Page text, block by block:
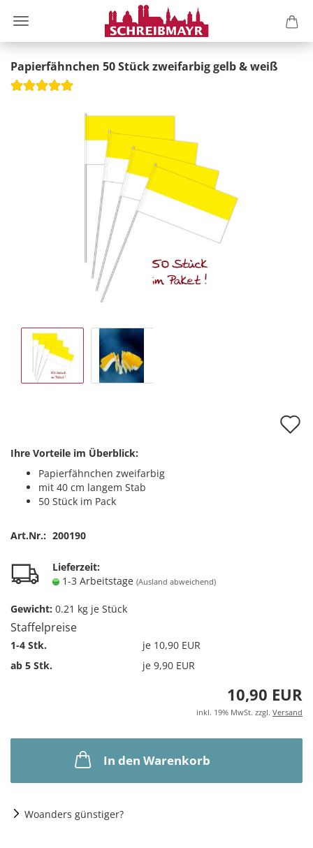
Papierfähnchen 50 Stück zweifarbig gelb & weiß
Ihre Vorteile im Überblick:
Papierfähnchen zweifarbig
mit 40 cm langem Stab
50 Stück im Pack
Art.Nr.: 200190
Lieferzeit:
1-3 Arbeitstage (Ausland abweichend)
Gewicht: 0.21 kg je Stück
Staffelpreise
1-4 Stk.
je 10,90 EUR
ab 5 Stk.
je 9,90 EUR
10,90 EUR
inkl. 19% MwSt. zzgl. Versand
In den Warenkorb
Woanders günstiger?